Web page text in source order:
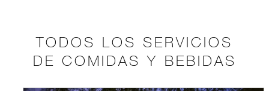
TODOS LOS SERVICIOS
DE COMIDAS Y BEBIDAS